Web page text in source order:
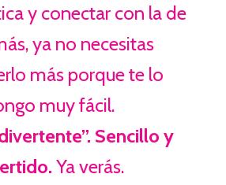
y conectar con la de
ya no necesitas
más porque te lo
muy fácil.
Sencillo y
Ya verás.